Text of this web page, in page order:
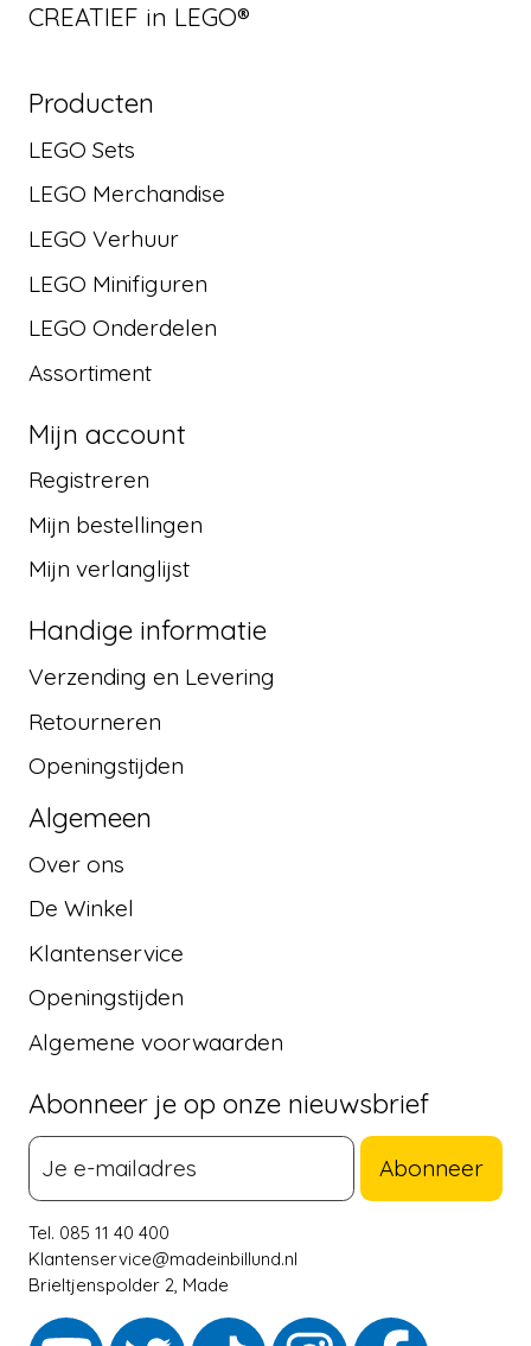
CREATIEF in LEGO®
Producten
LEGO Sets
LEGO Merchandise
LEGO Verhuur
LEGO Minifiguren
LEGO Onderdelen
Assortiment
Mijn account
Registreren
Mijn bestellingen
Mijn verlanglijst
Handige informatie
Verzending en Levering
Retourneren
Openingstijden
Algemeen
Over ons
De Winkel
Klantenservice
Openingstijden
Algemene voorwaarden
Abonneer je op onze nieuwsbrief
Abonneer
Tel. 085 11 40 400
Klantenservice@madeinbillund.nl
Brieltjenspolder 2, Made